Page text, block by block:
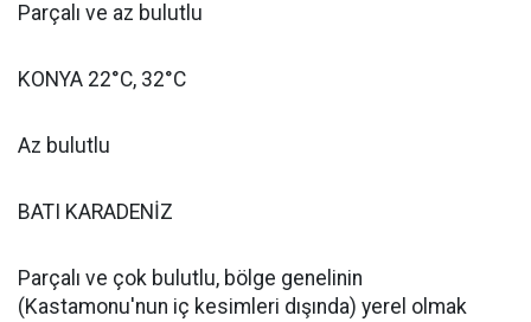
Parçalı ve az bulutlu
KONYA 22°C, 32°C
Az bulutlu
BATI KARADENİZ
Parçalı ve çok bulutlu, bölge genelinin
(Kastamonu'nun iç kesimleri dışında) yerel olmak